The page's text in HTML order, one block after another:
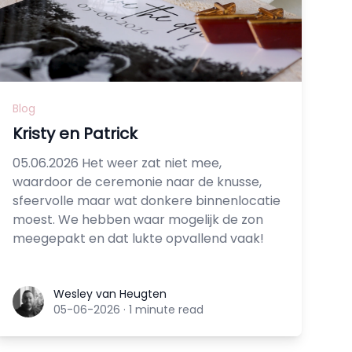
Blog
Kristy en Patrick
05.06.2026 Het weer zat niet mee,
waardoor de ceremonie naar de knusse,
sfeervolle maar wat donkere binnenlocatie
moest. We hebben waar mogelijk de zon
meegepakt en dat lukte opvallend vaak!
Wesley van Heugten
Wesley van Heugten
05-06-2026 · 1 minute read